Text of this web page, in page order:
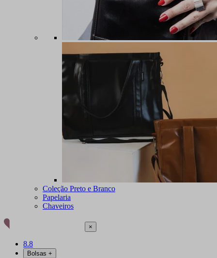
Coleção Preto e Branco
Papelaria
Chaveiros
×
8.8
Bolsas +